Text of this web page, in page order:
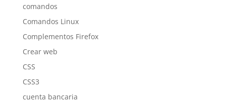
comandos
Comandos Linux
Complementos Firefox
Crear web
CSS
CSS3
cuenta bancaria